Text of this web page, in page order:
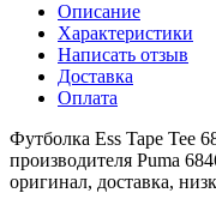
Описание
Характеристики
Написать отзыв
Доставка
Оплата
Футболка Ess Tape Tee
производителя Puma
оригинал, доставка,